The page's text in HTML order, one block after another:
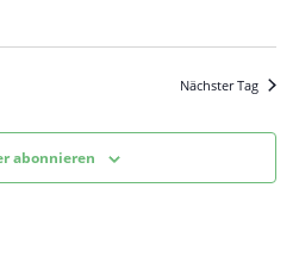
Nächster Tag
abonnieren